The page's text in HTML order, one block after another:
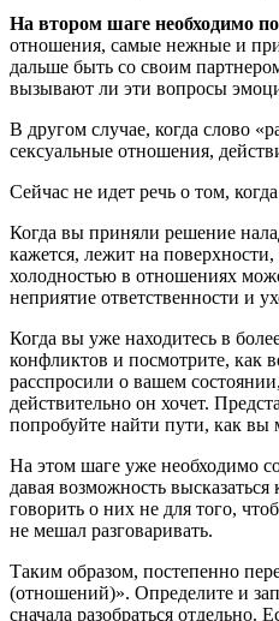
На втором шаге необходимо
отношения, самые нежные и
дальше быть со своим
вызывают ли эти вопросы
В другом случае, когда слово
сексуальные отношения,
Сейчас не идет речь о том,
Когда вы приняли решение
кажется, лежит на
холодностью в отношениях
неприятие ответственности и
Когда вы уже находитесь в
конфликтов и посмотрите, как
расспросили о вашем
действительно он хочет.
попробуйте найти пути, как вы
На этом шаге уже необходимо
давая возможность
говорить о них не для того,
не мешал разговаривать.
Таким образом, постепенно
(отношений)». Определите и
сначала разобраться